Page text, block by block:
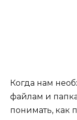
Когда нам
файлам и
понимать, как